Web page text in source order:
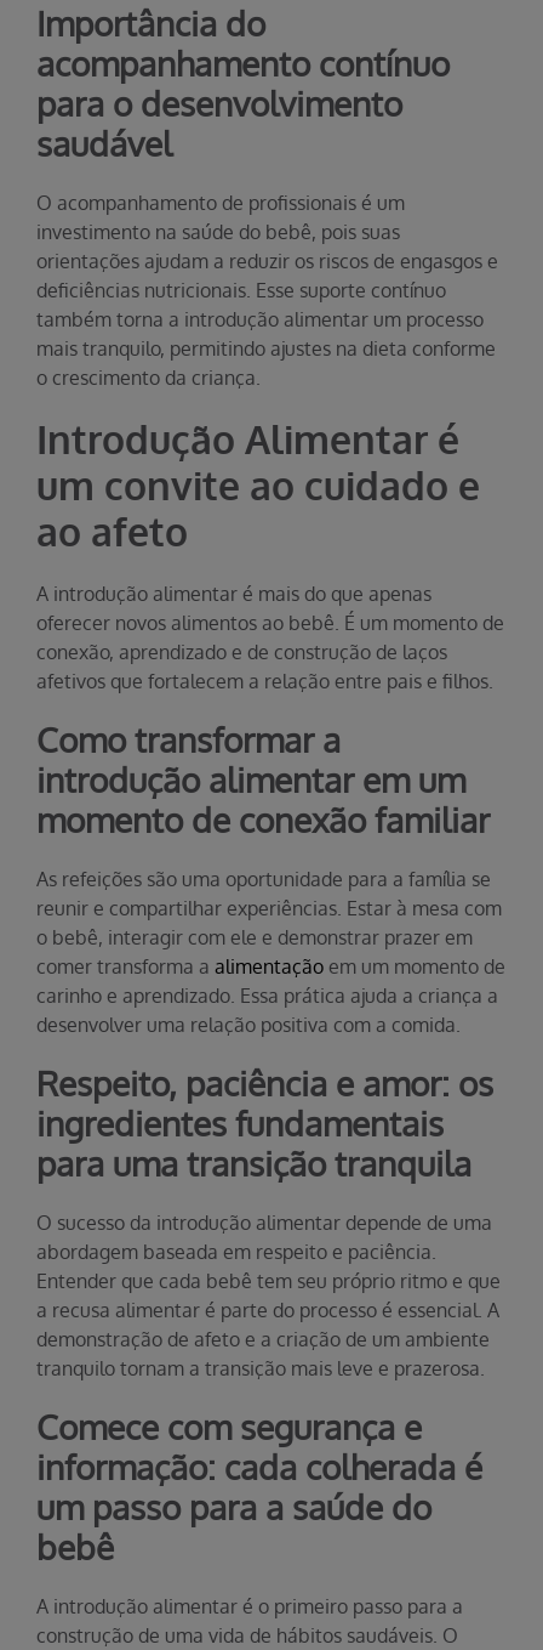
Importância do
acompanhamento contínuo
para o desenvolvimento
saudável
O acompanhamento de profissionais é um
investimento na saúde do bebê, pois suas
orientações ajudam a reduzir os riscos de engasgos e
deficiências nutricionais. Esse suporte contínuo
também torna a introdução alimentar um processo
mais tranquilo, permitindo ajustes na dieta conforme
o crescimento da criança.
Introdução Alimentar é
um convite ao cuidado e
ao afeto
A introdução alimentar é mais do que apenas
oferecer novos alimentos ao bebê. É um momento de
conexão, aprendizado e de construção de laços
afetivos que fortalecem a relação entre pais e filhos.
Como transformar a
introdução alimentar em um
momento de conexão familiar
As refeições são uma oportunidade para a família se
reunir e compartilhar experiências. Estar à mesa com
o bebê, interagir com ele e demonstrar prazer em
comer transforma a alimentação em um momento de
carinho e aprendizado. Essa prática ajuda a criança a
desenvolver uma relação positiva com a comida.
Respeito, paciência e amor: os
ingredientes fundamentais
para uma transição tranquila
O sucesso da introdução alimentar depende de uma
abordagem baseada em respeito e paciência.
Entender que cada bebê tem seu próprio ritmo e que
a recusa alimentar é parte do processo é essencial. A
demonstração de afeto e a criação de um ambiente
tranquilo tornam a transição mais leve e prazerosa.
Comece com segurança e
informação: cada colherada é
um passo para a saúde do
bebê
A introdução alimentar é o primeiro passo para a
construção de uma vida de hábitos saudáveis. O